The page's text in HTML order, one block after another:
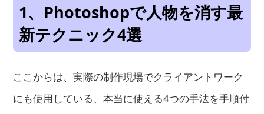
1、Photoshopで人物を消す最
新テクニック4選
ここからは、実際の制作現場でクライアントワーク
にも使用している、本当に使える4つの手法を手順付